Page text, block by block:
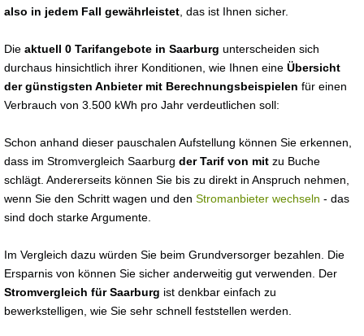
also in jedem Fall gewährleistet , das ist Ihnen sicher.
Die aktuell 0 Tarifangebote in Saarburg unterscheiden sich
durchaus hinsichtlich ihrer Konditionen, wie Ihnen eine Übersicht
der günstigsten Anbieter mit Berechnungsbeispielen für einen
Verbrauch von 3.500 kWh pro Jahr verdeutlichen soll:
Schon anhand dieser pauschalen Aufstellung können Sie erkennen,
dass im Stromvergleich Saarburg der Tarif von mit zu Buche
schlägt. Andererseits können Sie bis zu direkt in Anspruch nehmen,
wenn Sie den Schritt wagen und den Stromanbieter wechseln - das
sind doch starke Argumente.
Im Vergleich dazu würden Sie beim Grundversorger bezahlen. Die
Ersparnis von können Sie sicher anderweitig gut verwenden. Der
Stromvergleich für Saarburg ist denkbar einfach zu
bewerkstelligen, wie Sie sehr schnell feststellen werden.